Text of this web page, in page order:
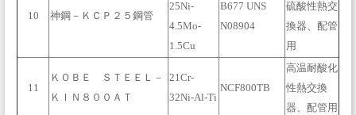
10 神鋼－ＫＣＰ２５鋼管
25Ni-
4.5Mo-
1.5Cu
B677 UNS
N08904
硫酸性熱交
換器、配管
用
11
ＫＯＢＥ ＳＴＥＥＬ－
ＫＩＮ８００ＡＴ
21Cr-
32Ni-Al-Ti
NCF800TB
高温耐酸化
性熱交換
器、配管用